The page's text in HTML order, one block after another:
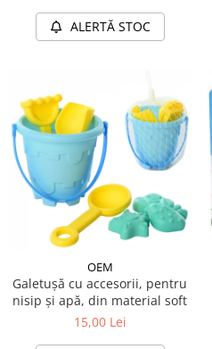
ALERTĂ STOC
OEM
Galetușă cu accesorii, pentru
nisip și apă, din material soft
15,00 Lei